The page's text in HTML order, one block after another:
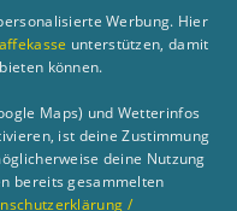
GERMAN
Werbung. Hier
unterstützen, damit
können.
Maps) und Wetterinfos
ist deine Zustimmung
deine Nutzung
bereits gesammelten
/